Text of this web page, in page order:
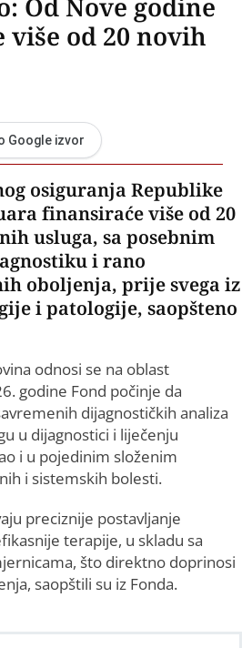
Od Nove godine
od 20 novih
Google izvor
osiguranja Republike
finansiraće više od 20
usluga, sa posebnim
i rano
oboljenja, prije svega iz
i patologije, saopšteno
odnosi se na oblast
godine Fond počinje da
dijagnostičkih analiza
u dijagnostici i liječenju
i u pojedinim složenim
i sistemskih bolesti.
preciznije postavljanje
terapije, u skladu sa
što direktno doprinosi
saopštili su iz Fonda.